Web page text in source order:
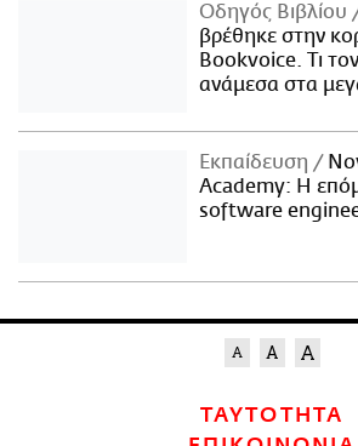
Οδηγός Βιβλίου
βρέθηκε στην
Bookvoice. Τι
ανάμεσα στα
Εκπαίδευση
Academy: Η
software
ΤΑΥΤΟΤΗΤΑ